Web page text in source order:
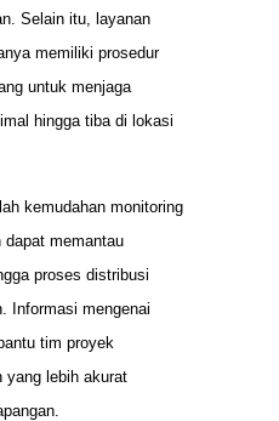
Selain itu, layanan
memiliki prosedur
untuk menjaga
hingga tiba di lokasi
kemudahan monitoring
dapat memantau
proses distribusi
Informasi mengenai
tim proyek
yang lebih akurat